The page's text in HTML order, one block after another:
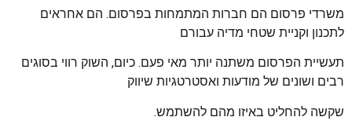
משרדי פרסום הם חברות המתמחות בפרסום. הם אחראים
לתכנון וקניית שטחי מדיה עבורם
תעשיית הפרסום משתנה יותר מאי פעם. כיום, השוק רווי בסוגים
רבים ושונים של מודעות ואסטרטגיות שיווק
שקשה להחליט באיזו מהם להשתמש.